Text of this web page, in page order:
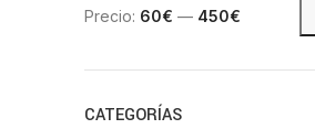
Precio: 60€ — 450€
CATEGORÍAS